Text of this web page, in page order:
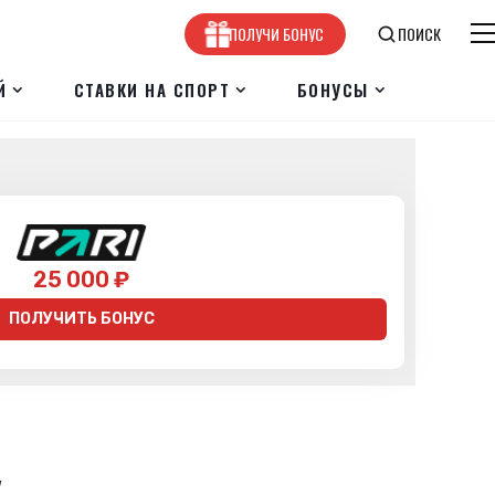
ПОЛУЧИ БОНУС ПОИСК
СТАВКИ НА СПОРТ БОНУСЫ
25 000 ₽
ПОЛУЧИТЬ БОНУС